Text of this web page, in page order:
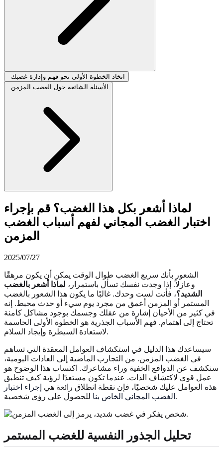
اتخاذ الخطوة الأولى نحو فهم وإدارة غضبك
الأسئلة الشائعة حول الغضب المزمن
لماذا أشعر بكل هذا الغضب؟ قم بإجراء
اختبار الغضب المجاني لفهم أسباب الغضب
المزمن
2025/07/27
الشعور بأنك سريع الغضب طوال الوقت يمكن أن يكون مرهقًا
وعازلاً. إذا وجدت نفسك تسأل باستمرار، لماذا أشعر بالغضب
الشديد؟، فأنت لست وحدك. غالبًا ما يكون هذا الشعور بالغضب
المستمر أو المزمن أعمق من مجرد يوم سيء أو حدث محبط. إنه
في كثير من الأحيان إشارة من عقلك وجسمك بوجود مشاكل كامنة
تحتاج إلى اهتمام. فهم الأسباب الجذرية هو الخطوة الأولى الحاسمة
لاستعادة السيطرة وإيجاد السلام.
سيساعدك هذا الدليل في استكشاف العوامل المعقدة التي تساهم
في الغضب المزمن. من التجارب الماضية إلى العادات اليومية،
سنكشف عن الدوافع الخفية وراء مشاعرك. اكتساب هذا الوضوح هو
عمل قوي لاكتشاف الذات. عندما تكون مستعدًا لرؤية كيف تنطبق
هذه العوامل عليك شخصيًا، فإن نقطة انطلاق رائعة هي إجراء اختبار
الغضب المجاني الخاص بنا للحصول على رؤى شخصية.
تحليل الجذور النفسية للغضب المستمر